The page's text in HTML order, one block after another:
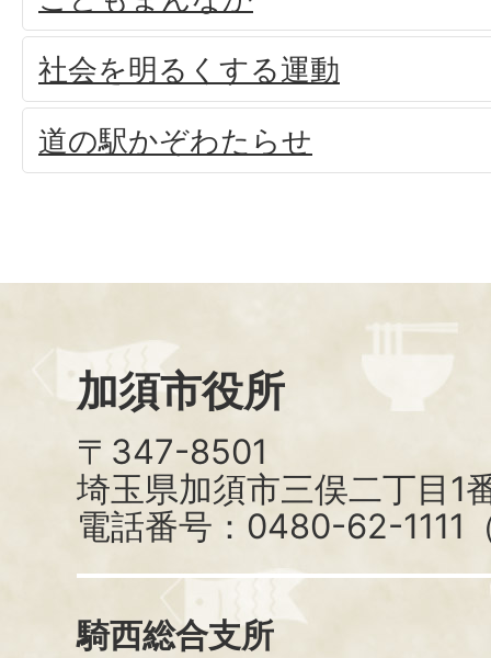
社会を明るくする運動
道の駅かぞわたらせ
加須市役所
〒347-8501
埼玉県加須市三俣二丁目1
電話番号：0480-62-1111
騎西総合支所